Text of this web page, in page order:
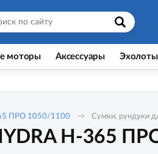
моторы Аксессуары Эхолоты
ПРО 1050/1100 Сумки, рундуки
Н-365